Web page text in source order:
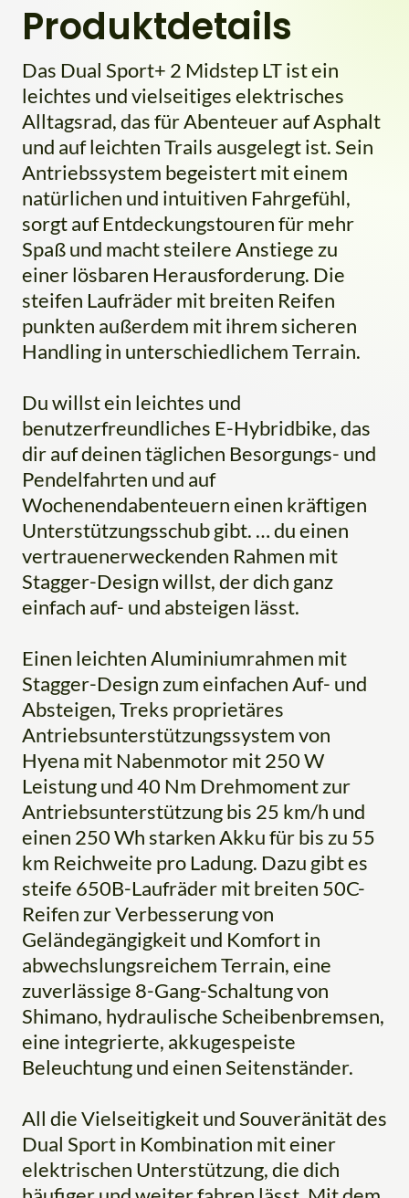
Produktdetails
Das Dual Sport+ 2 Midstep LT ist ein
leichtes und vielseitiges elektrisches
Alltagsrad, das für Abenteuer auf Asphalt
und auf leichten Trails ausgelegt ist. Sein
Antriebssystem begeistert mit einem
natürlichen und intuitiven Fahrgefühl,
sorgt auf Entdeckungstouren für mehr
Spaß und macht steilere Anstiege zu
einer lösbaren Herausforderung. Die
steifen Laufräder mit breiten Reifen
punkten außerdem mit ihrem sicheren
Handling in unterschiedlichem Terrain.
Du willst ein leichtes und
benutzerfreundliches E-Hybridbike, das
dir auf deinen täglichen Besorgungs- und
Pendelfahrten und auf
Wochenendabenteuern einen kräftigen
Unterstützungsschub gibt. … du einen
vertrauenerweckenden Rahmen mit
Stagger-Design willst, der dich ganz
einfach auf- und absteigen lässt.
Einen leichten Aluminiumrahmen mit
Stagger-Design zum einfachen Auf- und
Absteigen, Treks proprietäres
Antriebsunterstützungssystem von
Hyena mit Nabenmotor mit 250 W
Leistung und 40 Nm Drehmoment zur
Antriebsunterstützung bis 25 km/h und
einen 250 Wh starken Akku für bis zu 55
km Reichweite pro Ladung. Dazu gibt es
steife 650B-Laufräder mit breiten 50C-
Reifen zur Verbesserung von
Geländegängigkeit und Komfort in
abwechslungsreichem Terrain, eine
zuverlässige 8-Gang-Schaltung von
Shimano, hydraulische Scheibenbremsen,
eine integrierte, akkugespeiste
Beleuchtung und einen Seitenständer.
All die Vielseitigkeit und Souveränität des
Dual Sport in Kombination mit einer
elektrischen Unterstützung, die dich